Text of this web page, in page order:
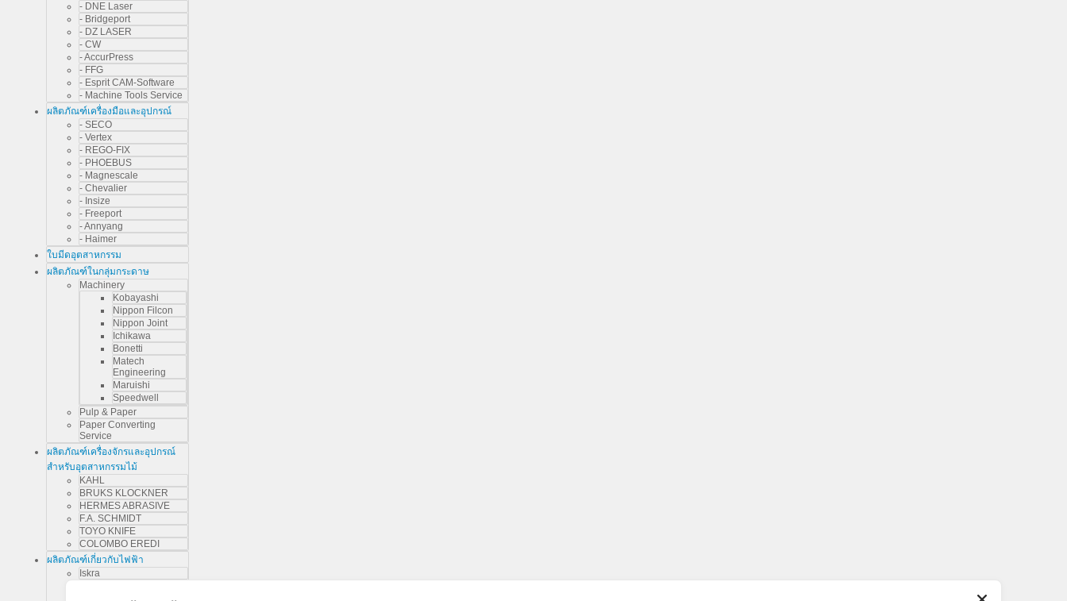
- DNE Laser
- Bridgeport
- DZ LASER
- CW
- AccurPress
- FFG
- Esprit CAM-Software
- Machine Tools Service
ผลิตภัณฑ์เครื่องมือและอุปกรณ์
- SECO
- Vertex
- REGO-FIX
- PHOEBUS
- Magnescale
- Chevalier
- Insize
- Freeport
- Annyang
- Haimer
ใบมีดอุตสาหกรรม
ผลิตภัณฑ์ในกลุ่มกระดาษ
Machinery
Kobayashi
Nippon Filcon
Nippon Joint
Ichikawa
Bonetti
Matech
Engineering
Maruishi
Speedwell
Pulp & Paper
Paper Converting
Service
ผลิตภัณฑ์เครื่องจักรและอุปกรณ์
สำหรับอุตสาหกรรมไม้
KAHL
BRUKS KLOCKNER
HERMES ABRASIVE
F.A. SCHMIDT
TOYO KNIFE
COLOMBO EREDI
ผลิตภัณฑ์เกี่ยวกับไฟฟ้า
Iskra